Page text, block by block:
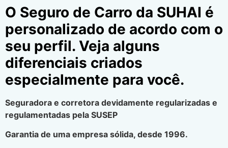
O Seguro de Carro da SUHAI é
personalizado de acordo com o
seu perfil. Veja alguns
diferenciais criados
especialmente para você.
Seguradora e corretora devidamente regularizadas e
regulamentadas pela SUSEP
Garantia de uma empresa sólida, desde 1996.